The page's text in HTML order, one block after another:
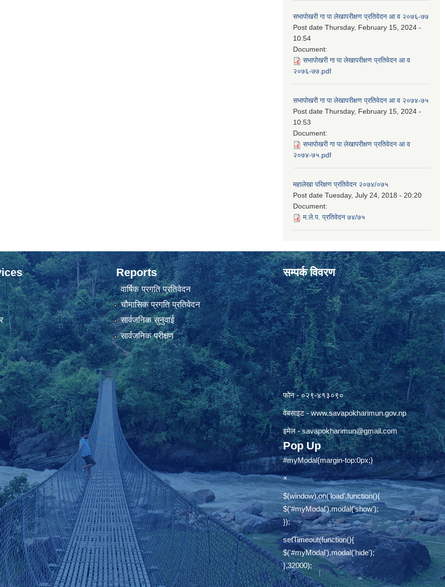
सभापोखरी गा पा लेखापरीक्षण प्रतिवेदन आ व २०७६-७७
Post date Thursday, February 15, 2024 -
10:54
Document:
सभापोखरी गा पा लेखापरीक्षण प्रतिवेदन आ व
२०७६-७७.pdf
सभापोखरी गा पा लेखापरीक्षण प्रतिवेदन आ व २०७४-७५
Post date Thursday, February 15, 2024 -
10:53
Document:
सभापोखरी गा पा लेखापरीक्षण प्रतिवेदन आ व
२०७४-७५.pdf
महालेखा परिक्षण प्रतिवेदन २०७४/०७५
Post date Tuesday, July 24, 2018 - 20:20
Document:
म.ले.प. प्रतिवेदन ७४/७५
Reports
वार्षिक प्रगति प्रतिवेदन
चौमासिक प्रगति प्रतिवेदन
सार्वजनिक सुनुवाई
सार्वजनिक परीक्षण
सम्पर्क विवरण
फोन - ०२९-४१३०९०
वेबसाइट -www.savapokharimun.gov.np
इमेल -savapokharimun@gmail.com
Pop Up
#myModal{margin-top:0px;}
×
$(window).on('load',function(){
$('#myModal').modal('show');
});
setTimeout(function(){
$('#myModal').modal('hide');
},32000);